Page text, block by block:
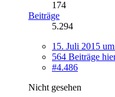
174
Beiträge
5.294
15. Juli 2015
564 Beiträge
#4.486
Nicht gesehen